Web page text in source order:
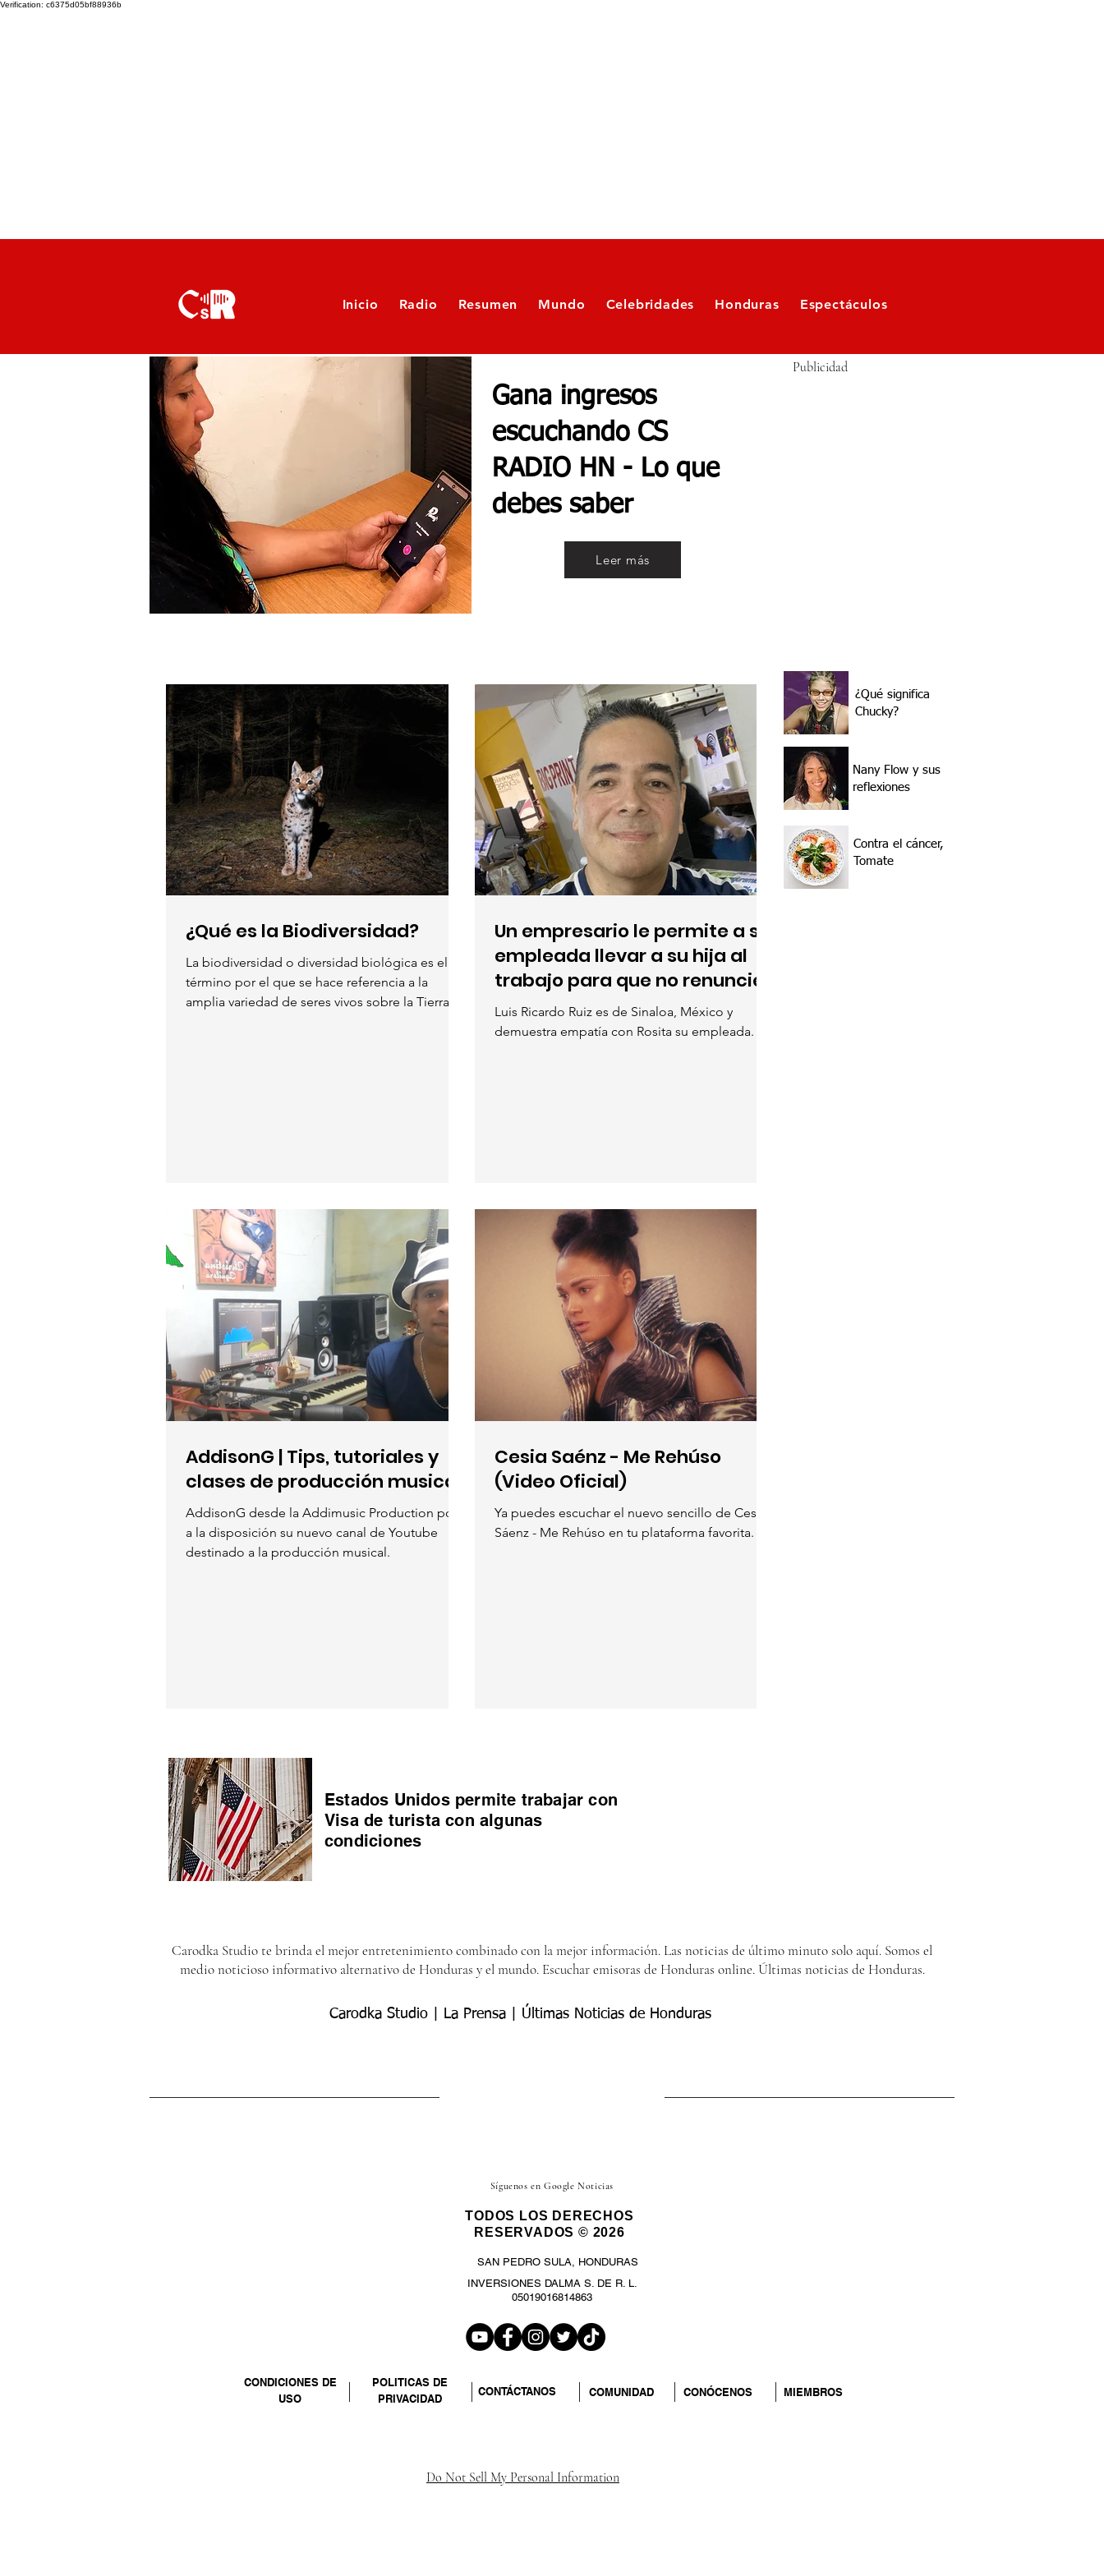
Verification: c6375d05bf88936b
Inicio Radio Resumen Mundo Celebridades Honduras Espectáculos
Gana ingresos
escuchando CS
RADIO HN - Lo que
debes saber
Leer más
Publicidad
¿Qué es la Biodiversidad?
La biodiversidad o diversidad biológica es el
término por el que se hace referencia a la
amplia variedad de seres vivos sobre la Tierra
Un empresario le permite a su
empleada llevar a su hija al
trabajo para que no renuncie
Luis Ricardo Ruiz es de Sinaloa, México y
demuestra empatía con Rosita su empleada.
AddisonG | Tips, tutoriales y
clases de producción musical
AddisonG desde la Addimusic Production pone
a la disposición su nuevo canal de Youtube
destinado a la producción musical.
Cesia Saénz - Me Rehúso
(Video Oficial)
Ya puedes escuchar el nuevo sencillo de Cesia
Sáenz - Me Rehúso en tu plataforma favorita.
¿Qué significa
Chucky?
Nany Flow y sus
reflexiones
Contra el cáncer,
Tomate
Estados Unidos permite trabajar con
Visa de turista con algunas
condiciones
Carodka Studio te brinda el mejor entretenimiento combinado con la mejor información. Las noticias de último minuto solo aquí. Somos el
medio noticioso informativo alternativo de Honduras y el mundo. Escuchar emisoras de Honduras online. Últimas noticias de Honduras.
Carodka Studio | La Prensa | Últimas Noticias de Honduras
Síguenos en Google Noticias
TODOS LOS DERECHOS
RESERVADOS © 2026
SAN PEDRO SULA, HONDURAS
INVERSIONES DALMA S. DE R. L.
05019016814863
CONDICIONES DE
USO
POLITICAS DE
PRIVACIDAD
CONTÁCTANOS COMUNIDAD CONÓCENOS MIEMBROS
Do Not Sell My Personal Information